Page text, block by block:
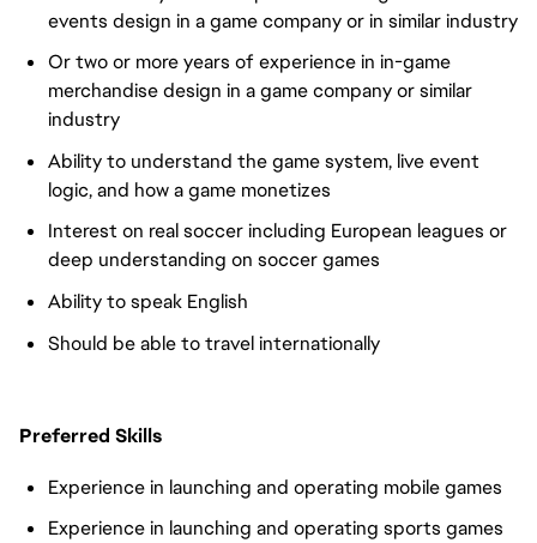
events design in a game company or in similar industry
Or two or more years of experience in in-game
merchandise design in a game company or similar
industry
Ability to understand the game system, live event
logic, and how a game monetizes
Interest on real soccer including European leagues or
deep understanding on soccer games
Ability to speak English
Should be able to travel internationally
Preferred Skills
Experience in launching and operating mobile games
Experience in launching and operating sports games